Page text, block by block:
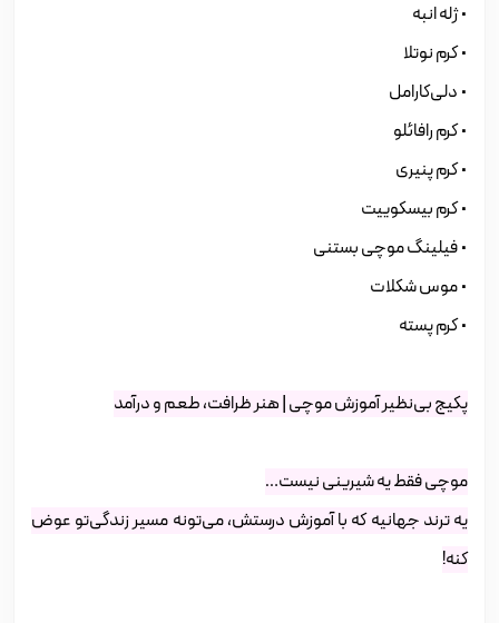
• ژله انبه
• کرم نوتلا
• دلی‌کارامل
• کرم رافائلو
• کرم پنیری
• کرم بیسکوییت
• فیلینگ موچی بستنی
• موس شکلات
• کرم پسته
پکیج بی‌نظیر آموزش موچی | هنر ظرافت، طعم و درآمد
موچی فقط یه شیرینی نیست…
یه ترند جهانیه که با آموزش درستش، می‌تونه مسیر زندگی‌تو عوض
کنه!